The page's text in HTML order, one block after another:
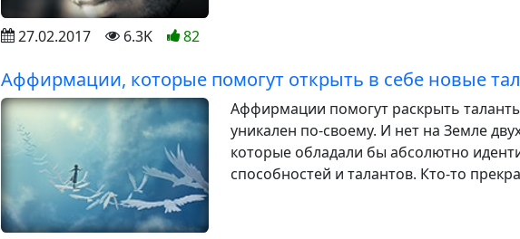
27.02.2017 6.3K 82
Аффирмации, которые помогут открыть в себе новые
Аффирмации помогут раскрыть
уникален по-своему. И нет на Земле
которые обладали бы абсолютно
способностей и талантов. Кто-то